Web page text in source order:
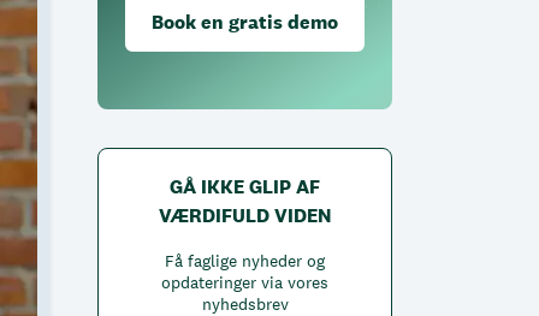
Book en gratis demo
GÅ IKKE GLIP AF
VÆRDIFULD VIDEN
Få faglige nyheder og
opdateringer via vores
nyhedsbrev